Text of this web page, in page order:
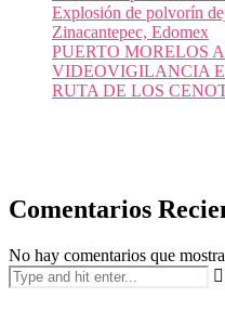
Explosión de polvorín
Zinacantepec, Edomex
PUERTO MORELOS
VIDEOVIGILANCIA
RUTA DE LOS
Comentarios
No hay comentarios que